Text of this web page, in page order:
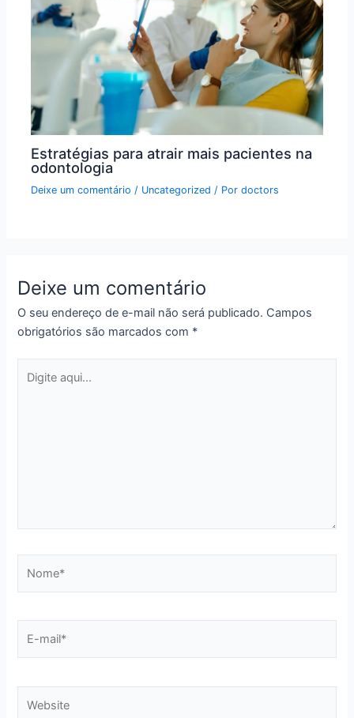
Estratégias para atrair mais pacientes na
odontologia
Deixe um comentário / Uncategorized / Pordoctors
Deixe um comentário
O seu endereço de e-mail não será publicado. Campos
obrigatórios são marcados com *
aqui...